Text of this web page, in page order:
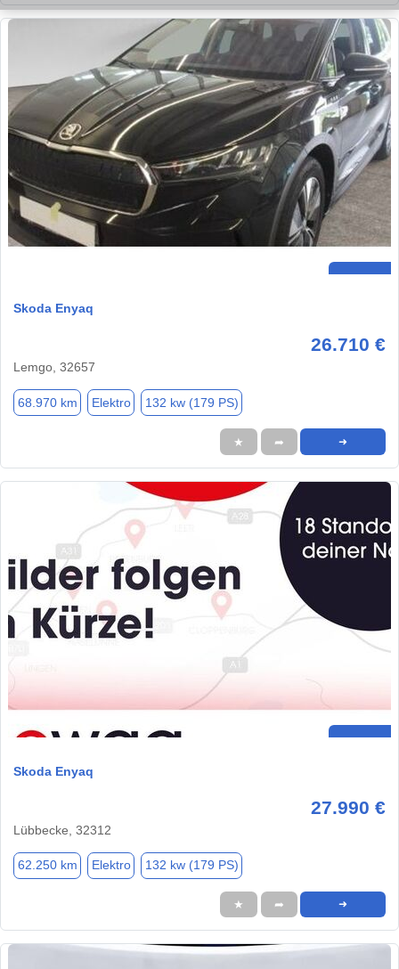
Skoda Enyaq
26.710 €
Lemgo, 32657
68.970 km Elektro 132 kw (179 PS)
★ ➦ ➜
Skoda Enyaq
27.990 €
Lübbecke, 32312
62.250 km Elektro 132 kw (179 PS)
★ ➦ ➜